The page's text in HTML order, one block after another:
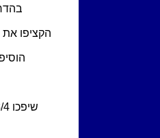
הקציפו
שיפכו 3/4 מהתערובת לתבנית עגולה 9 אינץ קפיצית